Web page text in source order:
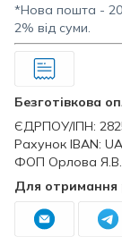
*Нова пошта - 20
2% від суми.
Безготівкова
ЄДРПОУ/ІПН:
Рахунок IBAN:
ФОП Орлова Я.В.
Для отримання